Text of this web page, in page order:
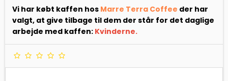
Vi har købt kaffen hos Marre Terra Coffee der har
valgt, at give tilbage til dem der står for det daglige
arbejde med kaffen: Kvinderne.